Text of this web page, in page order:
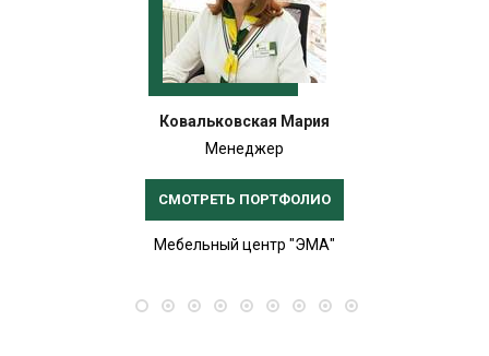
Ковальковская Мария
Менеджер
СМОТРЕТЬ ПОРТФОЛИО
Мебельный центр "ЭМА"